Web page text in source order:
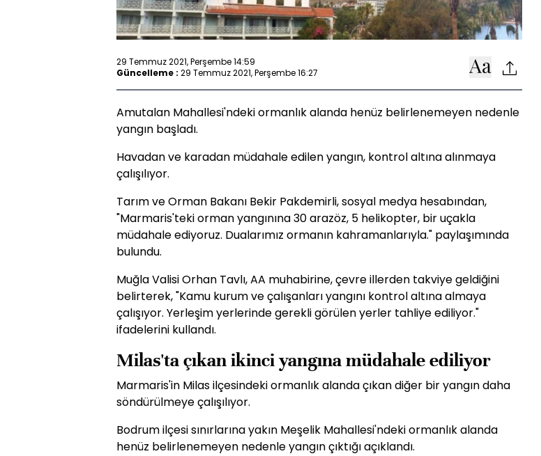
29 Temmuz 2021, Perşembe 14:59
Güncelleme : 29 Temmuz 2021, Perşembe 16:27
Amutalan Mahallesi'ndeki ormanlık alanda henüz belirlenemeyen nedenle
yangın başladı.
Havadan ve karadan müdahale edilen yangın, kontrol altına alınmaya
çalışılıyor.
Tarım ve Orman Bakanı Bekir Pakdemirli, sosyal medya hesabından,
"Marmaris'teki orman yangınına 30 arazöz, 5 helikopter, bir uçakla
müdahale ediyoruz. Dualarımız ormanın kahramanlarıyla." paylaşımında
bulundu.
Muğla Valisi Orhan Tavlı, AA muhabirine, çevre illerden takviye geldiğini
belirterek, "Kamu kurum ve çalışanları yangını kontrol altına almaya
çalışıyor. Yerleşim yerlerinde gerekli görülen yerler tahliye ediliyor."
ifadelerini kullandı.
Milas'ta çıkan ikinci yangına müdahale ediliyor
Marmaris'in Milas ilçesindeki ormanlık alanda çıkan diğer bir yangın daha
söndürülmeye çalışılıyor.
Bodrum ilçesi sınırlarına yakın Meşelik Mahallesi'ndeki ormanlık alanda
henüz belirlenemeyen nedenle yangın çıktığı açıklandı.